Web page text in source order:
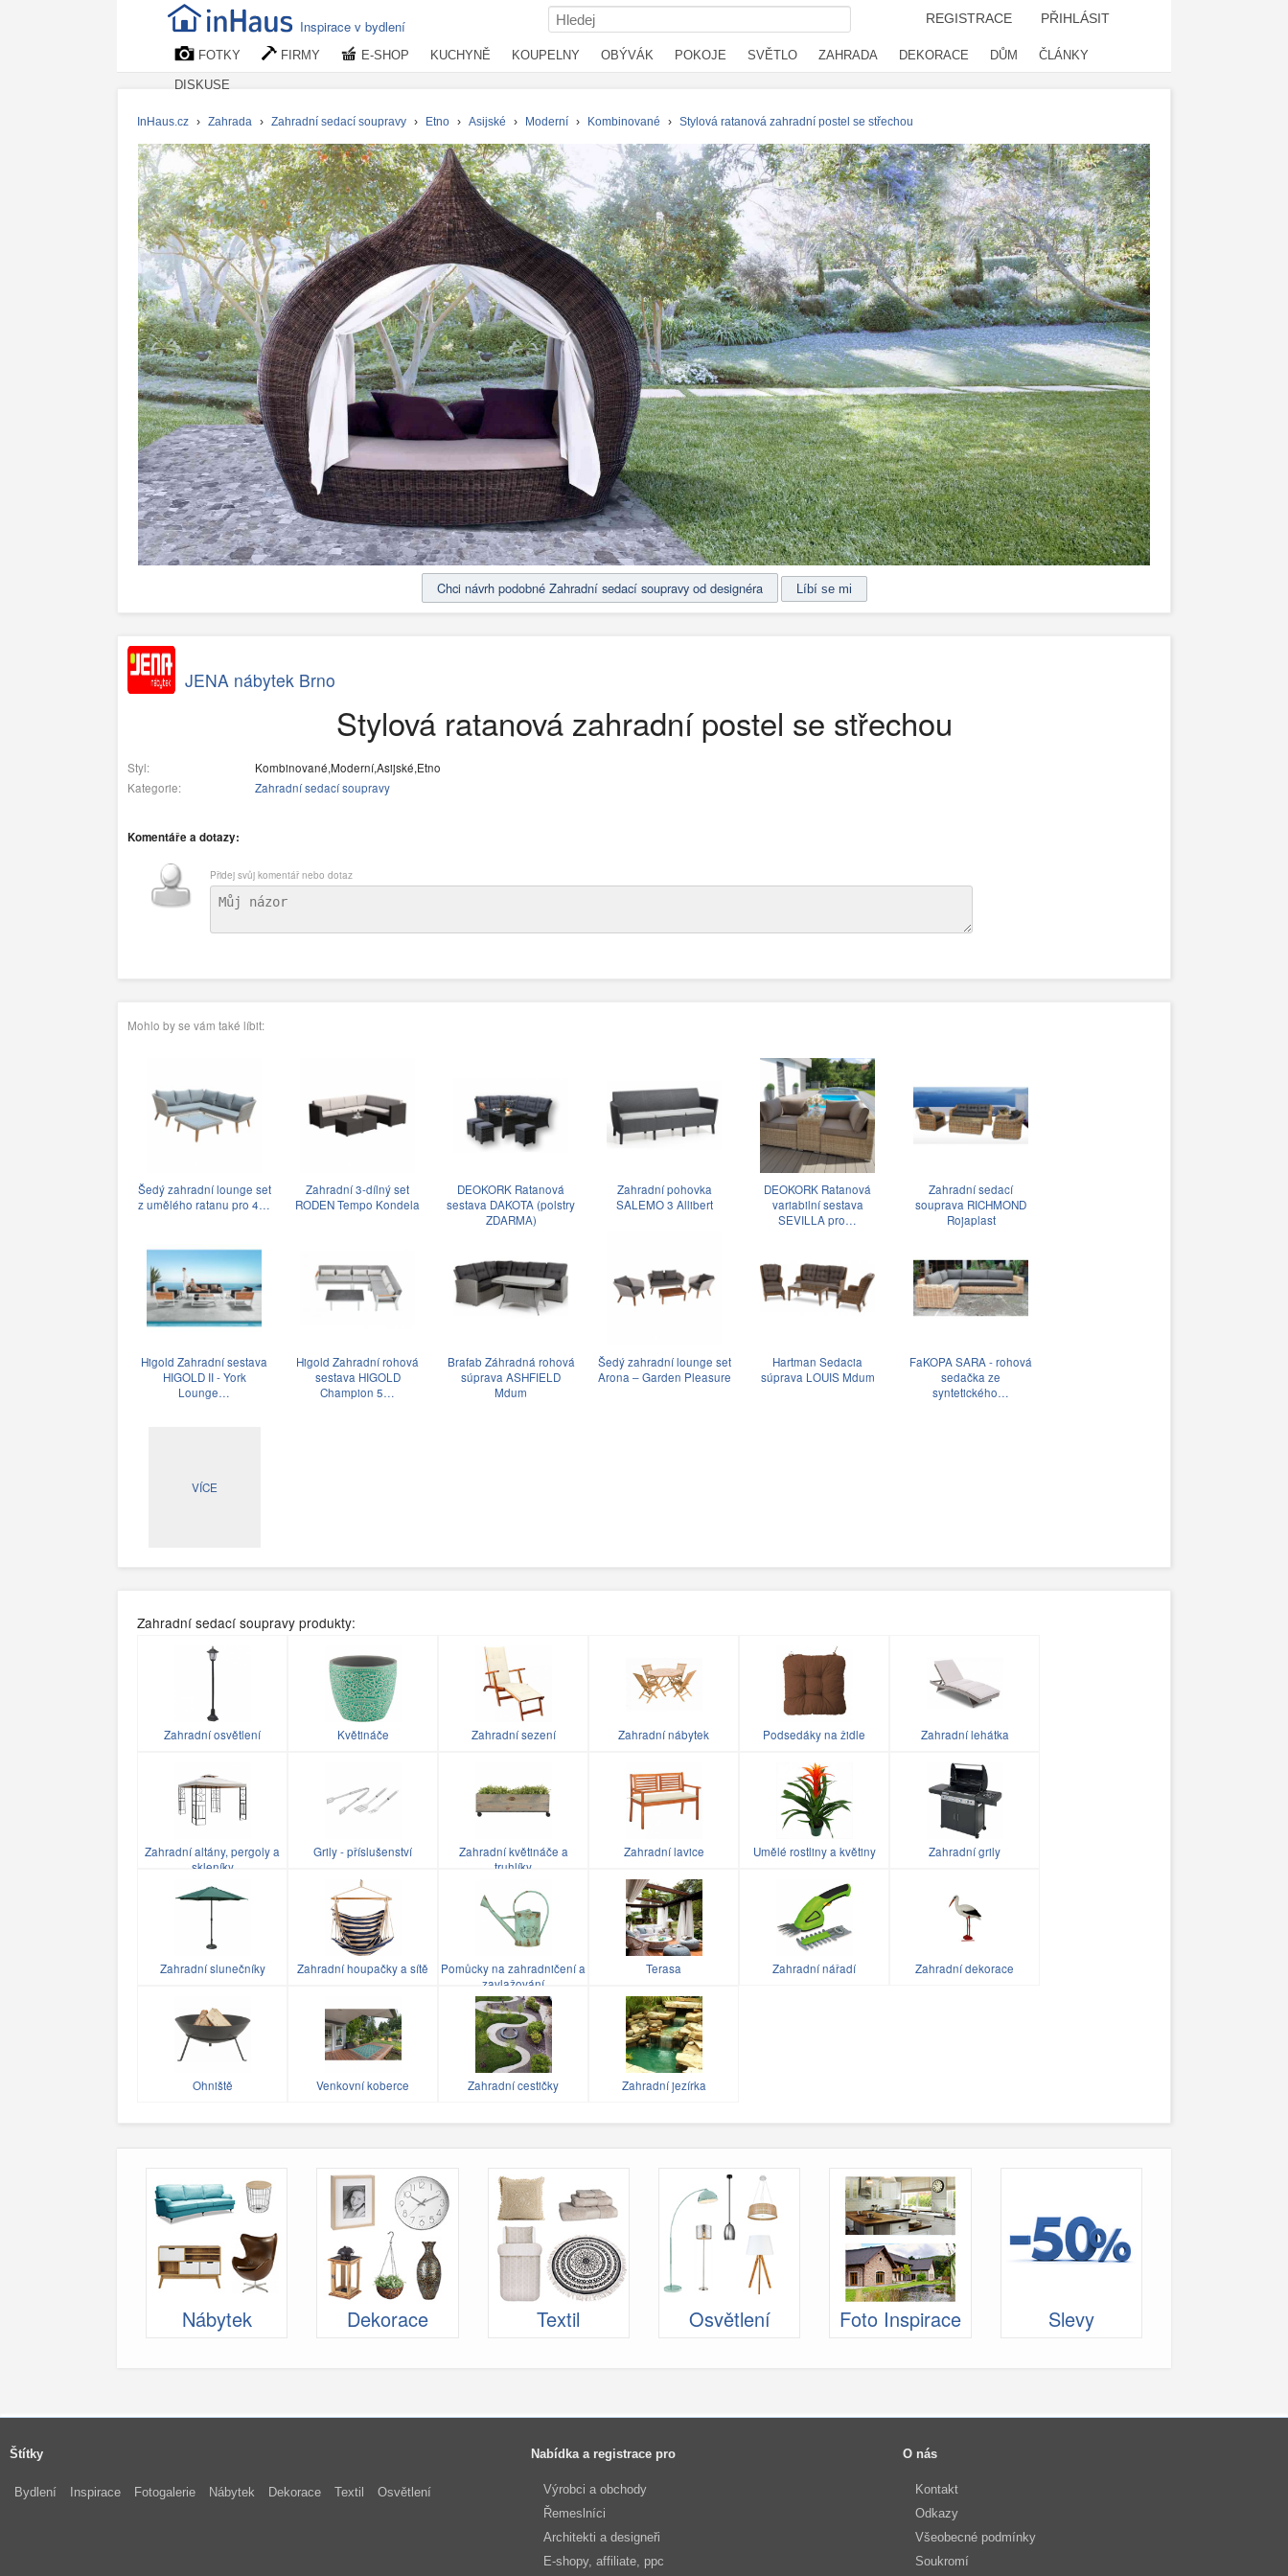
Inspirace v bydlení REGISTRACE PŘIHLÁSIT
FOTKY FIRMY E-SHOP KUCHYNĚ KOUPELNY OBÝVÁK POKOJE SVĚTLO ZAHRADA DEKORACE DŮM ČLÁNKY
DISKUSE
InHaus.cz › Zahrada › Zahradní sedací soupravy › Etno › Asijské › Moderní › Kombinované › Stylová ratanová zahradní postel se střechou
Chci návrh podobné Zahradní sedací soupravy od designéra
JENA nábytek Brno
Stylová ratanová zahradní postel se střechou
Styl:
Kombinované,Moderní,Asijské,Etno
Kategorie:
Zahradní sedací soupravy
Komentáře a dotazy:
Přidej svůj komentář nebo dotaz
Mohlo by se vám také líbit:
Šedý zahradní lounge set
z umělého ratanu pro 4…
Zahradní 3-dílný set
RODEN Tempo Kondela
DEOKORK Ratanová
sestava DAKOTA (polstry
ZDARMA)
Zahradní pohovka
SALEMO 3 Allibert
DEOKORK Ratanová
variabilní sestava
SEVILLA pro…
Zahradní sedací
souprava RICHMOND
Rojaplast
Higold Zahradní sestava
HIGOLD II - York
Lounge…
Higold Zahradní rohová
sestava HIGOLD
Champion 5…
Brafab Záhradná rohová
súprava ASHFIELD
Mdum
Šedý zahradní lounge set
Arona – Garden Pleasure
Hartman Sedacia
súprava LOUIS Mdum
FaKOPA SARA - rohová
sedačka ze
syntetického…
VÍCE
Zahradní sedací soupravy produkty:
Zahradní osvětlení Květináče Zahradní sezení Zahradní nábytek Podsedáky na židle Zahradní lehátka
Zahradní altány, pergoly a
skleníky
Grily - příslušenství
Zahradní květináče a
truhlíky
Zahradní lavice Umělé rostliny a květiny Zahradní grily
Zahradní slunečníky Zahradní houpačky a sítě
Pomůcky na zahradničení a
zavlažování
Terasa Zahradní nářadí Zahradní dekorace
Ohniště Venkovní koberce Zahradní cestičky Zahradní jezírka
Nábytek Dekorace Textil Osvětlení Foto Inspirace Slevy
Štítky
Bydlení Inspirace Fotogalerie Nábytek Dekorace Textil Osvětlení
Nabídka a registrace pro
Výrobci a obchody
Řemeslníci
Architekti a designeři
E-shopy, affiliate, ppc
O nás
Kontakt
Odkazy
Všeobecné podmínky
Soukromí